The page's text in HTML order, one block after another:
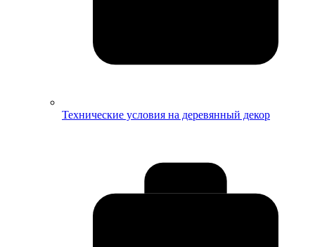
Технические условия на деревянный декор